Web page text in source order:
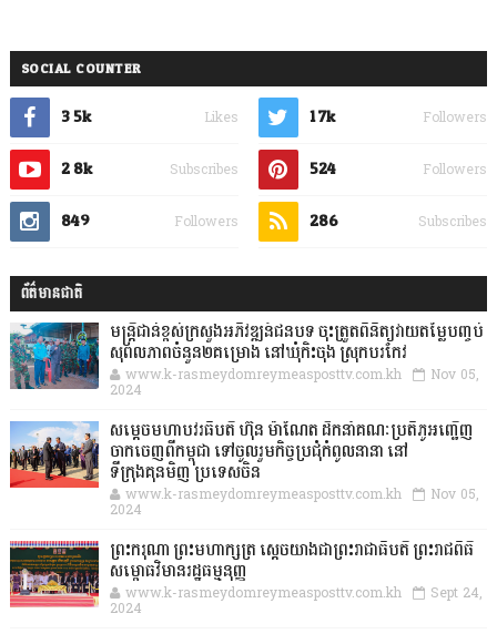
SOCIAL COUNTER
3.5k Likes 1.7k Followers
2.8k Subscribes 524 Followers
849 Followers 286 Subscribes
ព័ត៌មានជាតិ
មន្ត្រីជាន់ខ្ពស់ក្រសួងអភិវឌ្ឍន៍ជនបទ ចុះត្រួតពិនិត្យវាយតម្លៃបញ្ចប់
សុពលភាពចំនួន២គម្រោង នៅឃុំកិះចុង ស្រុកបរកែវ
www.k-rasmeydomreymeasposttv.com.kh Nov 05,
2024
សម្តេចមហាបវរធិបតី ហ៊ុន ម៉ាណែត ដឹកនាំគណៈប្រតិភូអញ្ជើញ
ចាកចេញពីកម្ពុជា ទៅចូលរួមកិច្ចប្រជុំកំពូលនានា នៅ
ទីក្រុងគុនមិញ ប្រទេសចិន
www.k-rasmeydomreymeasposttv.com.kh Nov 05,
2024
ព្រះករុណា ព្រះមហាក្សត្រ ស្តេចយាងជាព្រះរាជាធិបតី ព្រះរាជពិធី
សម្ពោធវិមានរដ្ឋធម្មនុញ្ញ
www.k-rasmeydomreymeasposttv.com.kh Sept 24,
2024